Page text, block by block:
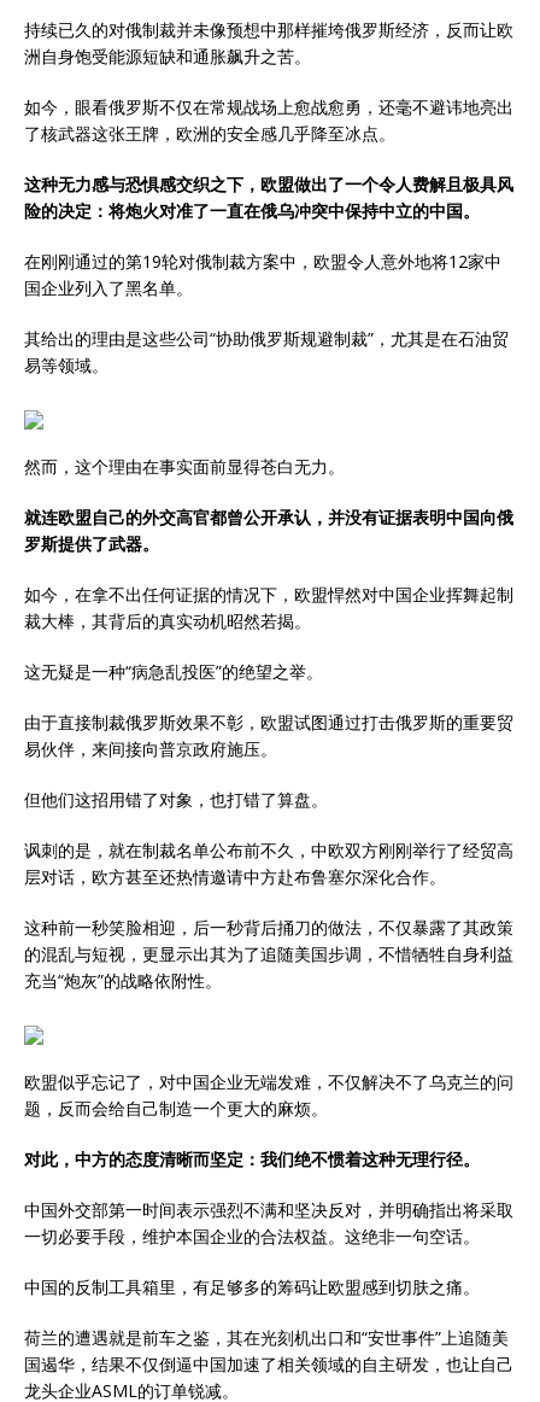
持续已久的对俄制裁并未像预想中那样摧垮俄罗斯经济，反而让欧
洲自身饱受能源短缺和通胀飙升之苦。
如今，眼看俄罗斯不仅在常规战场上愈战愈勇，还毫不避讳地亮出
了核武器这张王牌，欧洲的安全感几乎降至冰点。
这种无力感与恐惧感交织之下，欧盟做出了一个令人费解且极具风
险的决定：将炮火对准了一直在俄乌冲突中保持中立的中国。
在刚刚通过的第19轮对俄制裁方案中，欧盟令人意外地将12家中
国企业列入了黑名单。
其给出的理由是这些公司“协助俄罗斯规避制裁”，尤其是在石油贸
易等领域。
然而，这个理由在事实面前显得苍白无力。
就连欧盟自己的外交高官都曾公开承认，并没有证据表明中国向俄
罗斯提供了武器。
如今，在拿不出任何证据的情况下，欧盟悍然对中国企业挥舞起制
裁大棒，其背后的真实动机昭然若揭。
这无疑是一种“病急乱投医”的绝望之举。
由于直接制裁俄罗斯效果不彰，欧盟试图通过打击俄罗斯的重要贸
易伙伴，来间接向普京政府施压。
但他们这招用错了对象，也打错了算盘。
讽刺的是，就在制裁名单公布前不久，中欧双方刚刚举行了经贸高
层对话，欧方甚至还热情邀请中方赴布鲁塞尔深化合作。
这种前一秒笑脸相迎，后一秒背后捅刀的做法，不仅暴露了其政策
的混乱与短视，更显示出其为了追随美国步调，不惜牺牲自身利益
充当“炮灰”的战略依附性。
欧盟似乎忘记了，对中国企业无端发难，不仅解决不了乌克兰的问
题，反而会给自己制造一个更大的麻烦。
对此，中方的态度清晰而坚定：我们绝不惯着这种无理行径。
中国外交部第一时间表示强烈不满和坚决反对，并明确指出将采取
一切必要手段，维护本国企业的合法权益。这绝非一句空话。
中国的反制工具箱里，有足够多的筹码让欧盟感到切肤之痛。
荷兰的遭遇就是前车之鉴，其在光刻机出口和“安世事件”上追随美
国遏华，结果不仅倒逼中国加速了相关领域的自主研发，也让自己
龙头企业ASML的订单锐减。